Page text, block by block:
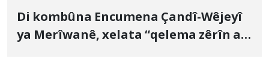
Di kombûna Encumena Çandî-Wêjeyî
ya Merîwanê, xelata “qelema zêrîn a